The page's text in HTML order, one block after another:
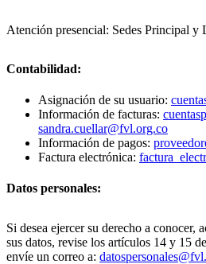
Atención presencial: Sedes Principal y
Contabilidad:
Asignación de su usuario:
Información de facturas:
sandra.cuellar@fvl.org.co
Información de pagos:
Factura electrónica:
Datos personales:
Si desea ejercer su derecho a conocer,
sus datos, revise los artículos 14 y 15
envíe un correo a: